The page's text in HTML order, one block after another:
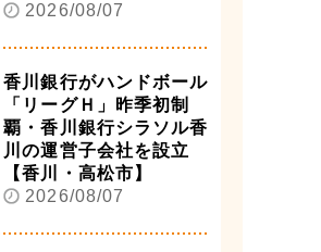
2026/08/07
香川銀行がハンドボール
「リーグＨ」昨季初制
覇・香川銀行シラソル香
川の運営子会社を設立
【香川・高松市】
2026/08/07